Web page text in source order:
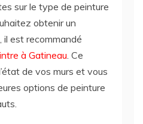
sur le type de peinture
obtenir un
est recommandé
à Gatineau. Ce
de vos murs et vous
options de peinture